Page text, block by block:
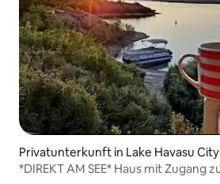
Privatunterkunft in Lake Havasu City
*DIREKT AM SEE* Haus mit Zugang zum Wasser auf der